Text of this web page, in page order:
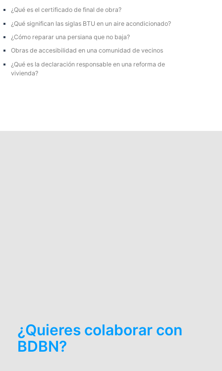
o
r
:
¿Qué es el certificado de final de obra?
¿Qué significan las siglas BTU en un aire acondicionado?
¿Cómo reparar una persiana que no baja?
Obras de accesibilidad en una comunidad de vecinos
¿Qué es la declaración responsable en una reforma de
vivienda?
¿Quieres colaborar con
BDBN?